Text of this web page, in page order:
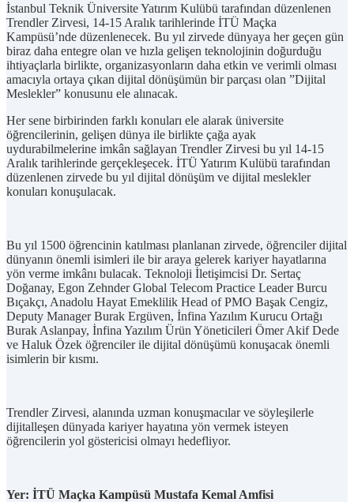
İstanbul Teknik Üniversite Yatırım Kulübü tarafından düzenlenen
Trendler Zirvesi, 14-15 Aralık tarihlerinde İTÜ Maçka
Kampüsü’nde düzenlenecek. Bu yıl zirvede dünyaya her geçen gün
biraz daha entegre olan ve hızla gelişen teknolojinin doğurduğu
ihtiyaçlarla birlikte, organizasyonların daha etkin ve verimli olması
amacıyla ortaya çıkan dijital dönüşümün bir parçası olan ”Dijital
Meslekler” konusunu ele alınacak.
Her sene birbirinden farklı konuları ele alarak üniversite
öğrencilerinin, gelişen dünya ile birlikte çağa ayak
uydurabilmelerine imkân sağlayan Trendler Zirvesi bu yıl 14-15
Aralık tarihlerinde gerçekleşecek. İTÜ Yatırım Kulübü tarafından
düzenlenen zirvede bu yıl dijital dönüşüm ve dijital meslekler
konuları konuşulacak.
Bu yıl 1500 öğrencinin katılması planlanan zirvede, öğrenciler dijital
dünyanın önemli isimleri ile bir araya gelerek kariyer hayatlarına
yön verme imkânı bulacak. Teknoloji İletişimcisi Dr. Sertaç
Doğanay, Egon Zehnder Global Telecom Practice Leader Burcu
Bıçakçı, Anadolu Hayat Emeklilik Head of PMO Başak Cengiz,
Deputy Manager Burak Ergüven, İnfina Yazılım Kurucu Ortağı
Burak Aslanpay, İnfina Yazılım Ürün Yöneticileri Ömer Akif Dede
ve Haluk Özek öğrenciler ile dijital dönüşümü konuşacak önemli
isimlerin bir kısmı.
Trendler Zirvesi, alanında uzman konuşmacılar ve söyleşilerle
dijitalleşen dünyada kariyer hayatına yön vermek isteyen
öğrencilerin yol göstericisi olmayı hedefliyor.
Yer: İTÜ Maçka Kampüsü Mustafa Kemal Amfisi